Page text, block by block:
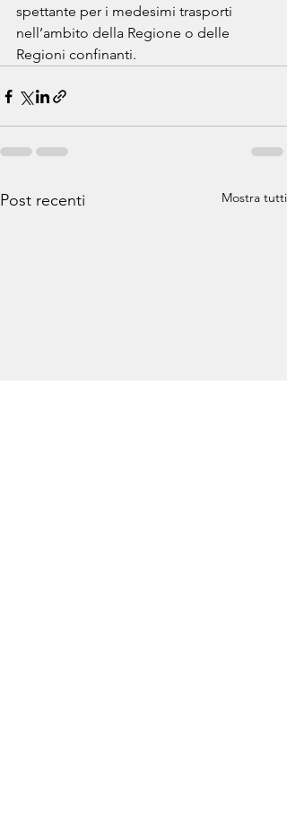
spettante per i medesimi trasporti
nell’ambito della Regione o delle
Regioni confinanti.
Post recenti Mostra tutti